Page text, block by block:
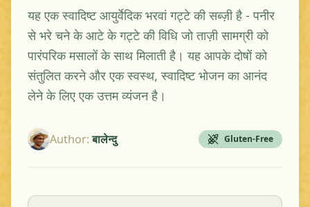
यह एक स्वादिष्ट आयुर्वेदिक भरवां गट्टे की सब्ज़ी है - पनीर
से भरे चने के आटे के गट्टे की विधि जो ताज़ी सामग्री को
पारंपरिक मसालों के साथ मिलाती है। यह आपके दोषों को
संतुलित करने और एक स्वस्थ, स्वादिष्ट भोजन का आनंद
लेने के लिए एक उत्तम व्यंजन है।
Author:बालेन्दु Gluten-Free